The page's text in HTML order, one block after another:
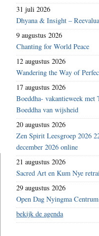
31 juli 2026
Dhyana & Insight –
9 augustus 2026
Chanting for World Peace
12 augustus 2026
Wandering the Way of
17 augustus 2026
Boeddha- vakantieweek
Boeddha van wijsheid
20 augustus 2026
Zen Spirit Leesgroep 2026
december 2026 online
21 augustus 2026
Sacred Art en Kum Nye
29 augustus 2026
Open Dag Nyingma
bekijk de agenda